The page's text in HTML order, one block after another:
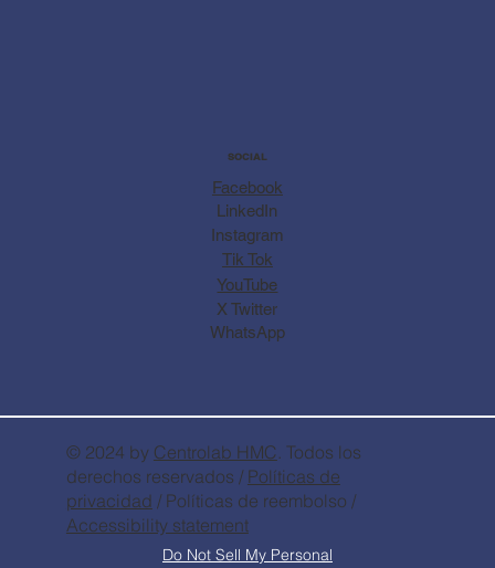
SOCIAL
Facebook
Instagram
LinkedIn
Tik Tok
YouTube
X Twitter
WhatsApp
Do Not Sell My Personal
© 2024 by Centrolab HMC. Todos los
derechos reservados / Políticas de
privacidad / Políticas de reembolso /
Accessibility statement